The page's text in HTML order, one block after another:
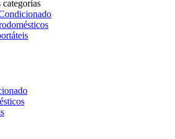
categorias